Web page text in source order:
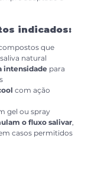
indicados:
que
natural
intensidade para
com ação
gel ou spray
o fluxo salivar,
casos permitidos